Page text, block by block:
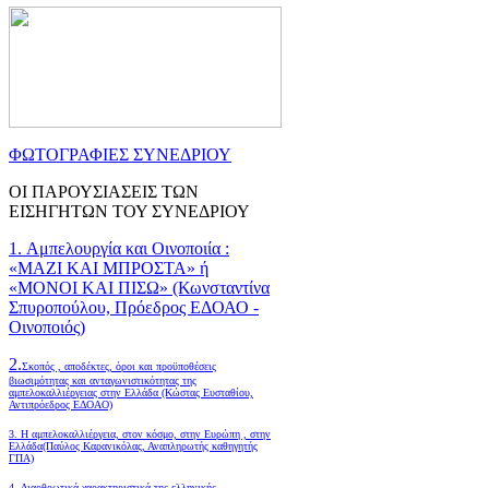
ΦΩΤΟΓΡΑΦΙΕΣ ΣΥΝΕΔΡΙΟΥ
ΟΙ ΠΑΡΟΥΣΙΑΣΕΙΣ ΤΩΝ
ΕΙΣΗΓΗΤΩΝ ΤΟΥ ΣΥΝΕΔΡΙΟΥ
1. Αμπελουργία και Οινοποιία :
«ΜΑΖΙ ΚΑΙ ΜΠΡΟΣΤΑ» ή
«ΜΟΝΟΙ ΚΑΙ ΠΙΣΩ» (Κωνσταντίνα
Σπυροπούλου, Πρόεδρος ΕΔΟΑΟ -
Οινοποιός)
2.Σκοπός , αποδέκτες, όροι και προϋποθέσεις
βιωσιμότητας και ανταγωνιστικότητας της
αμπελοκαλλιέργειας στην Ελλάδα (Κώστας Ευσταθίου,
Αντιπρόεδρος ΕΔΟΑΟ)
3. Η αμπελοκαλλιέργεια, στον κόσμο, στην Ευρώπη , στην
Ελλάδα(Παύλος Καρανικόλας, Αναπληρωτής καθηγητής
ΓΠΑ)